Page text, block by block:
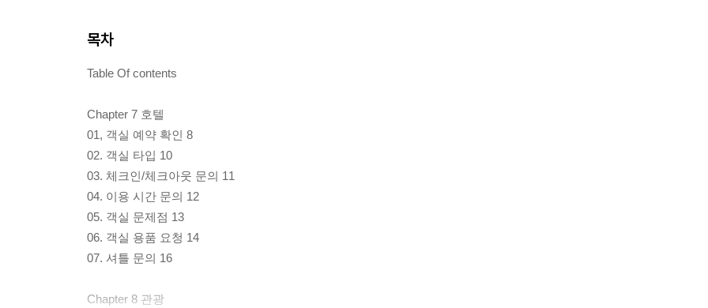
목차
Table Of contents
Chapter 7 호텔
01, 객실 예약 확인 8
02. 객실 타입 10
03. 체크인/체크아웃 문의 11
04. 이용 시간 문의 12
05. 객실 문제점 13
06. 객실 용품 요청 14
07. 셔틀 문의 16
Chapter 8 관광